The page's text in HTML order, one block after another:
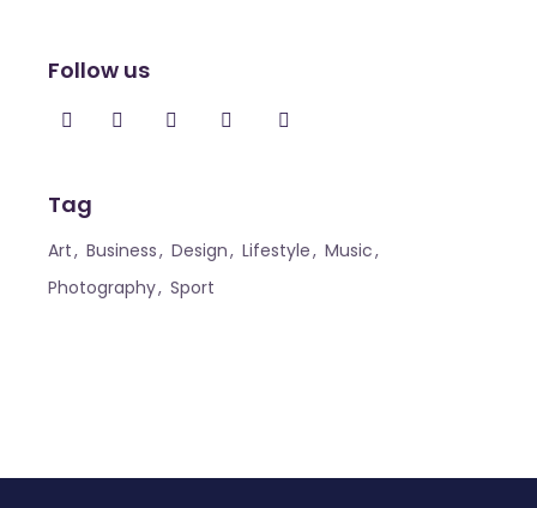
Follow us
Tag
Art Business Design Lifestyle
Music
Photography
Sport